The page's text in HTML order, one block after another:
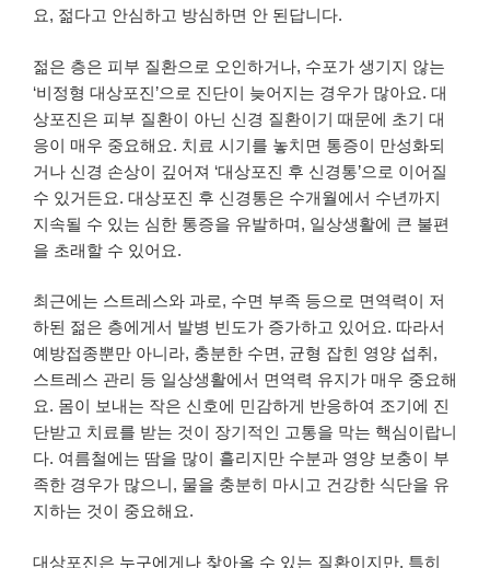
요, 젊다고 안심하고 방심하면 안 된답니다.
젊은 층은 피부 질환으로 오인하거나, 수포가 생기지 않는
‘비정형 대상포진’으로 진단이 늦어지는 경우가 많아요. 대
상포진은 피부 질환이 아닌 신경 질환이기 때문에 초기 대
응이 매우 중요해요. 치료 시기를 놓치면 통증이 만성화되
거나 신경 손상이 깊어져 ‘대상포진 후 신경통’으로 이어질
수 있거든요. 대상포진 후 신경통은 수개월에서 수년까지
지속될 수 있는 심한 통증을 유발하며, 일상생활에 큰 불편
을 초래할 수 있어요.
최근에는 스트레스와 과로, 수면 부족 등으로 면역력이 저
하된 젊은 층에게서 발병 빈도가 증가하고 있어요. 따라서
예방접종뿐만 아니라, 충분한 수면, 균형 잡힌 영양 섭취,
스트레스 관리 등 일상생활에서 면역력 유지가 매우 중요해
요. 몸이 보내는 작은 신호에 민감하게 반응하여 조기에 진
단받고 치료를 받는 것이 장기적인 고통을 막는 핵심이랍니
다. 여름철에는 땀을 많이 흘리지만 수분과 영양 보충이 부
족한 경우가 많으니, 물을 충분히 마시고 건강한 식단을 유
지하는 것이 중요해요.
대상포진은 누구에게나 찾아올 수 있는 질환이지만, 특히